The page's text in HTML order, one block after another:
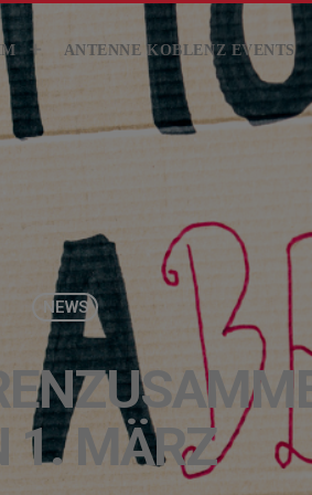
GEWINNER
ANTENNE KOBLENZ EVENTS
NEWS
1. MÄRZ